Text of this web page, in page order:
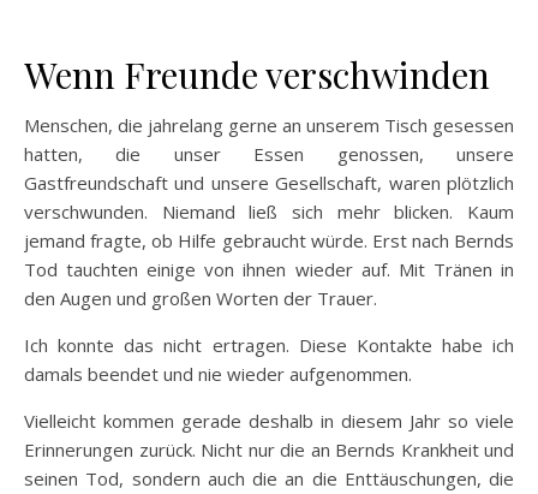
Wenn Freunde verschwinden
Menschen, die jahrelang gerne an unserem Tisch gesessen
hatten, die unser Essen genossen, unsere
Gastfreundschaft und unsere Gesellschaft, waren plötzlich
verschwunden. Niemand ließ sich mehr blicken. Kaum
jemand fragte, ob Hilfe gebraucht würde. Erst nach Bernds
Tod tauchten einige von ihnen wieder auf. Mit Tränen in
den Augen und großen Worten der Trauer.
Ich konnte das nicht ertragen. Diese Kontakte habe ich
damals beendet und nie wieder aufgenommen.
Vielleicht kommen gerade deshalb in diesem Jahr so viele
Erinnerungen zurück. Nicht nur die an Bernds Krankheit und
seinen Tod, sondern auch die an die Enttäuschungen, die